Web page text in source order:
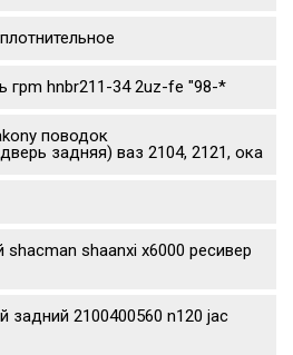
грm hnbr211-34 2uz-fe "98-*
поводок
задняя) ваз 2104, 2121, ока
shaanxi x6000 ресивер
задний 2100400560 n120 jac